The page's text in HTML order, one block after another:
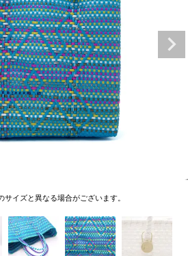
サイズと異なる場合がございます。